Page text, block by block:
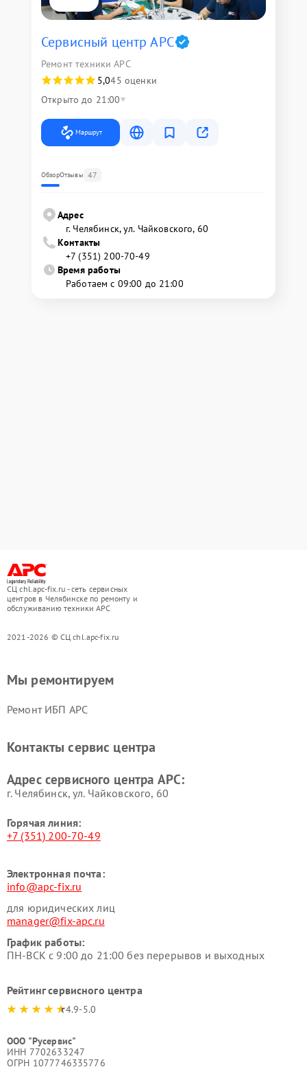
Сервисный центр APC
Ремонт техники APC
5,045 оценки
Открыто до 21:00
Маршрут
ОбзорОтзывы 47
Адрес
г. Челябинск, ул. Чайковского, 60
Контакты
+7 (351) 200-70-49
Время работы
Работаем с 09:00 до 21:00
СЦ chl.apc-fix.ru - сеть сервисных
центров в Челябинске по ремонту и
обслуживанию техники APC
2021-2026 © СЦ chl.apc-fix.ru
Мы ремонтируем
Ремонт ИБП APC
Контакты сервис центра
Адрес сервисного центра APC:
г. Челябинск, ул. Чайковского, 60
Горячая линия:
+7 (351) 200-70-49
Электронная почта:
info@apc-fix.ru
для юридических лиц
manager@fix-apc.ru
График работы:
ПН-ВСК с 9:00 до 21:00 без перерывов и выходных
Рейтинг сервисного центра
4.9-5.0
ООО "Русервис"
ИНН 7702633247
ОГРН 1077746335776